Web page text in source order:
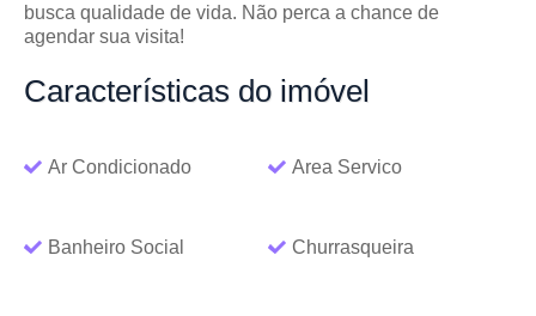
busca qualidade de vida. Não perca a chance de
agendar sua visita!
Características do imóvel
Ar Condicionado Area Servico
Banheiro Social Churrasqueira